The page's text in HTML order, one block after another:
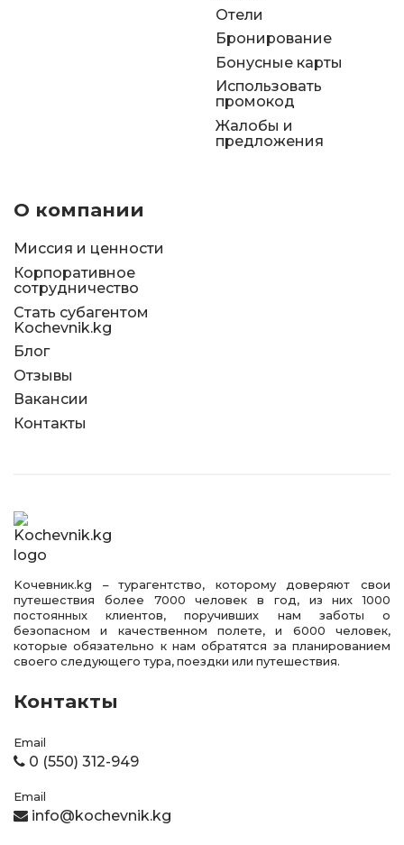
Отели
Бронирование
Бонусные карты
Использовать
промокод
Жалобы и
предложения
О компании
Миссия и ценности
Корпоративное
сотрудничество
Стать субагентом
Kochevnik.kg
Блог
Отзывы
Вакансии
Контакты
Kочевник.kg – турагентство, которому доверяют свои
путешествия более 7000 человек в год, из них 1000
постоянных клиентов, поручивших нам заботы о
безопасном и качественном полете, и 6000 человек,
которые обязательно к нам обратятся за планированием
своего следующего тура, поездки или путешествия.
Контакты
Email
0 (550) 312-949
Email
info@kochevnik.kg